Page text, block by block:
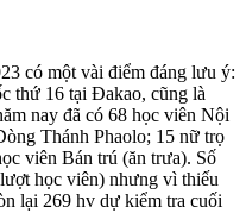
có một vài điểm đáng lưu ý:
thứ 16 tại Đakao, cũng là
nay đã có 68 học viên Nội
Thánh Phaolo; 15 nữ trọ
viên Bán trú (ăn trưa). Số
học viên) nhưng vì thiếu
lại 269 hv dự kiểm tra cuối